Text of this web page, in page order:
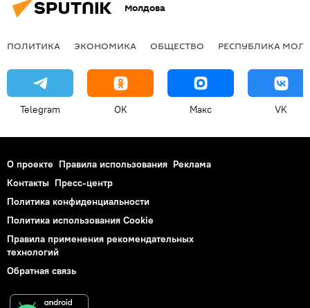
Молдова
ПОЛИТИКА ЭКОНОМИКА ОБЩЕСТВО РЕСПУБЛИКА
Telegram OK Макс VK
О проекте Правила использования Реклама
Контакты Пресс-центр
Политика конфиденциальности
Политика использования Cookie
Правила применения рекомендательных
технологий
Обратная связь